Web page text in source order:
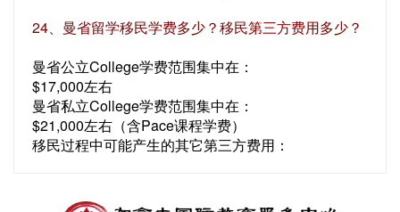
24、曼省留学移民学费多少？移民第三方费用多少？
曼省公立College学费范围集中在：
$17,000左右
曼省私立College学费范围集中在：
$21,000左右（含Pace课程学费）
移民过程中可能产生的其它第三方费用：